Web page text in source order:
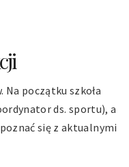
początku szkoła
ds. sportu), a
się z aktualnymi